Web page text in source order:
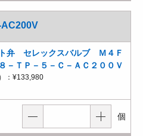
AC200V
弁 セレックスバルブ Ｍ４Ｆ
－ＴＰ－５－Ｃ－ＡＣ２００Ｖ
： ¥133,980
個